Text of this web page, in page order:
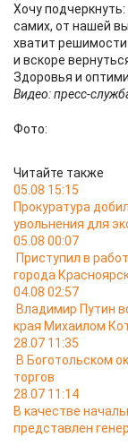
Хочу
самих, от нашей
хватит
и вскоре
Здоровья и
Видео: пресс-
Фото:
Читайте также
05.08 15:15
Прокуратура
увольнения для
05.08 00:07
Приступил в
города
04.08 02:57
Владимир Путин
края Михаилом
28.07 11:35
В Боготольском
торгов
28.07 11:14
В качестве
представлен